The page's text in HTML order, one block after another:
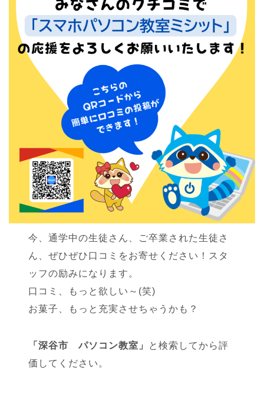
今、通学中の生徒さん、ご卒業された生徒さ
ん、ぜひぜひ口コミをお寄せください！スタ
ッフの励みになります。
口コミ、もっと欲しい～(笑)
お菓子、もっと充実させちゃうかも？
「深谷市 パソコン教室」 と検索してから評
価してください。